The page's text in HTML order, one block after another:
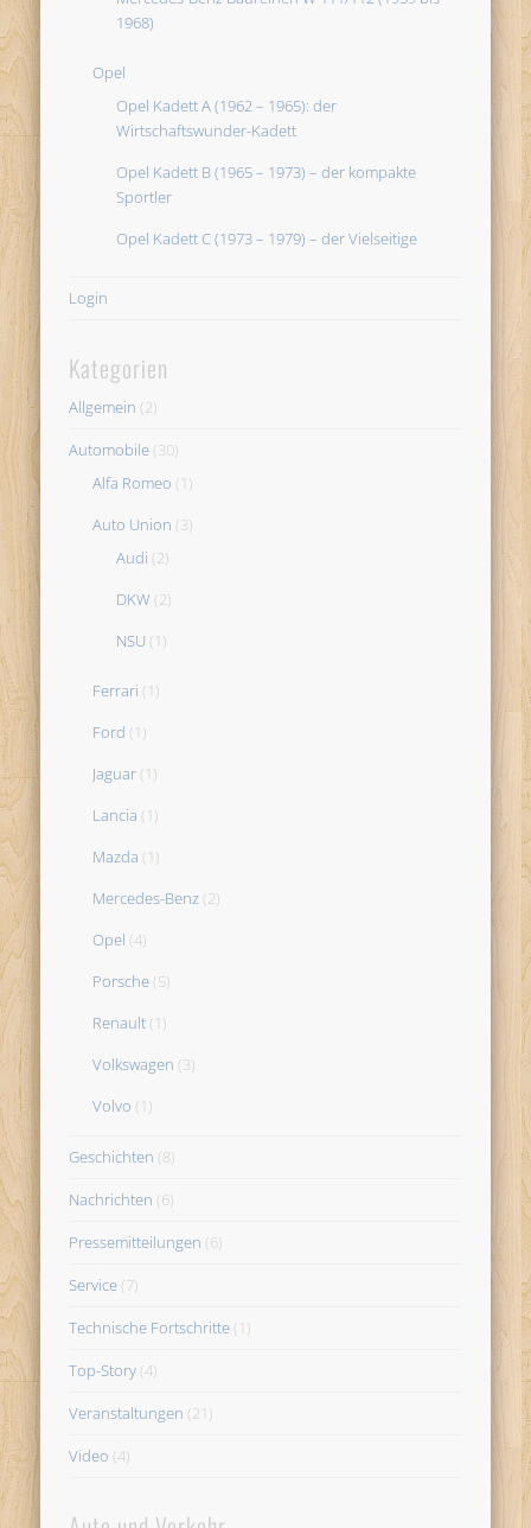
1968)
Opel
Opel Kadett A (1962 – 1965): der
Wirtschaftswunder-Kadett
Opel Kadett B (1965 – 1973) – der kompakte
Sportler
Opel Kadett C (1973 – 1979) – der Vielseitige
Login
Kategorien
Allgemein (2)
Automobile (30)
Alfa Romeo (1)
Auto Union (3)
Audi (2)
DKW (2)
NSU (1)
Ferrari (1)
Ford (1)
Jaguar (1)
Lancia (1)
Mazda (1)
Mercedes-Benz (2)
Opel (4)
Porsche (5)
Renault (1)
Volkswagen (3)
Volvo (1)
Geschichten (8)
Nachrichten (6)
Pressemitteilungen (6)
Service (7)
Technische Fortschritte (1)
Top-Story (4)
Veranstaltungen (21)
Video (4)